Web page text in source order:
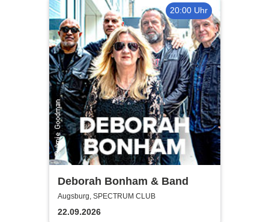
20:00 Uhr
Deborah Bonham & Band
Augsburg, SPECTRUM CLUB
22.09.2026